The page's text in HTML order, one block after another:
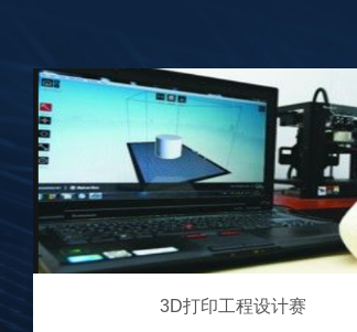
3D打印工程设计赛